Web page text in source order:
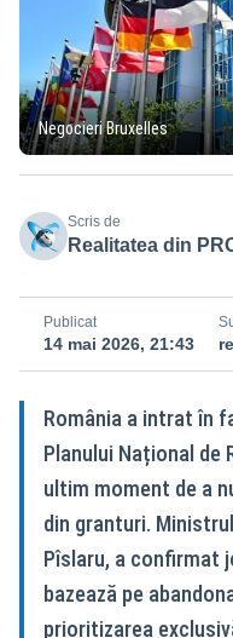
Negocieri Bruxelles
Scris de
Realitatea din
Publicat
14 mai 2026, 21:43
România a intrat în
Planului Național
ultim moment de a
din granturi.
Pîslaru, a confirmat
bazează pe
prioritizarea